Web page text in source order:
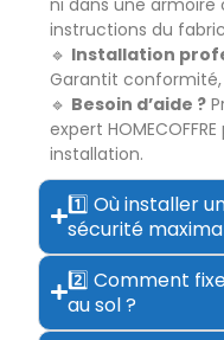
instructions du
🔹 Installation
Garantit conformité,
🔹 Besoin d’aide ?
expert
installation.
1️⃣ Où installer
sécurité
2️⃣ Comment
au sol ?